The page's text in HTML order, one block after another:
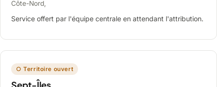
Côte-Nord,
Service offert par l'équipe centrale en attendant l'attribution.
○ Territoire ouvert